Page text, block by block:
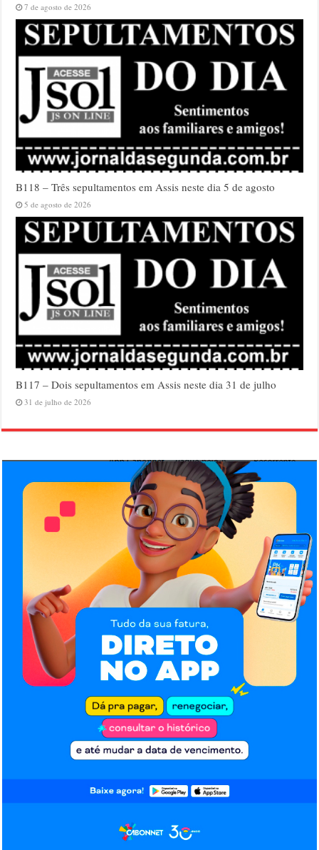
7 de agosto de 2026
B118 – Três sepultamentos em Assis neste dia 5 de agosto
5 de agosto de 2026
B117 – Dois sepultamentos em Assis neste dia 31 de julho
31 de julho de 2026